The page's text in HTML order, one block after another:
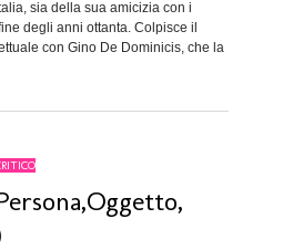
sia della sua amicizia con i
degli anni ottanta. Colpisce il
con Gino De Dominicis, che la